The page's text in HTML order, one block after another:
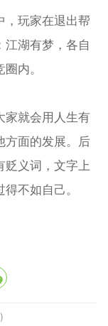
，玩家在退出帮
江湖有梦，各自
内。
家就会用人生有
方面的发展。后
贬义词，文字上
不如自己。
)